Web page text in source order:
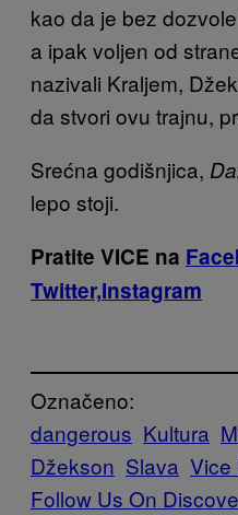
kao da je bez
a ipak voljen od
nazivali Kraljem,
da stvori ovu trajnu,
Srećna godišnjica,
lepo stoji.
Pratite VICE na
Twitter,Instagram
Označeno:
dangerous Kultura
Džekson Slava Vice
Follow Us On